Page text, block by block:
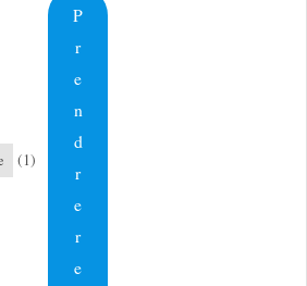
(1)
P
r
e
n
d
r
e
r
e